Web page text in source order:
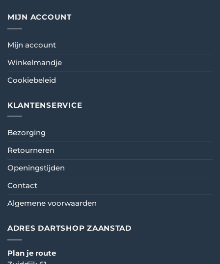
MIJN ACCOUNT
Mijn account
Winkelmandje
Cookiebeleid
KLANTENSERVICE
Bezorging
Retourneren
Openingstijden
Contact
Algemene voorwaarden
ADRES DARTSHOP ZAANSTAD
Plan je route